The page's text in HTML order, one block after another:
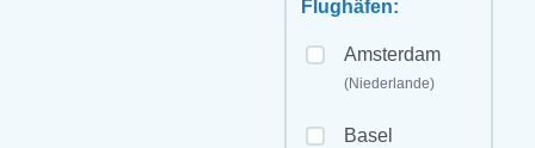
Flughäfen:
Amsterdam
(Niederlande)
Basel